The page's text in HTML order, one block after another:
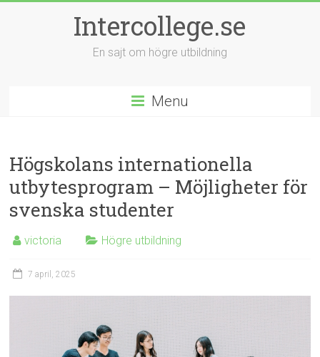
Intercollege.se
En sajt om högre utbildning
Menu
Högskolans internationella
utbytesprogram – Möjligheter för
svenska studenter
victoria Högre utbildning
7 april, 2025